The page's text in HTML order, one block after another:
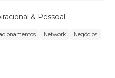
& Pessoal
Network Negócios